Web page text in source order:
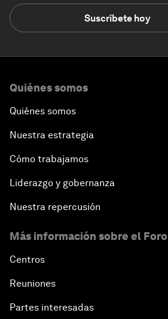
Suscríbete hoy
Quiénes somos
Quiénes somos
Nuestra estrategia
Cómo trabajamos
Liderazgo y gobernanza
Nuestra repercusión
Más información sobre el Foro
Centros
Reuniones
Partes interesadas